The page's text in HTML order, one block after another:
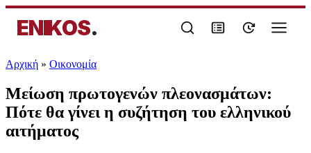
ENIKOS.
Αρχική » Oικονομία
Μείωση πρωτογενών πλεονασμάτων:
Πότε θα γίνει η συζήτηση του ελληνικού
αιτήματος